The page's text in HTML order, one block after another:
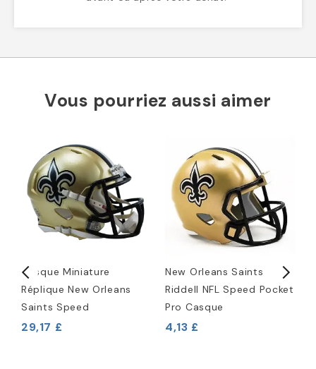
Vous pourriez aussi aimer
Casque Miniature
Réplique New Orleans
Saints Speed
29,17 £
New Orleans Saints
Riddell NFL Speed Pocket
Pro Casque
4,13 £